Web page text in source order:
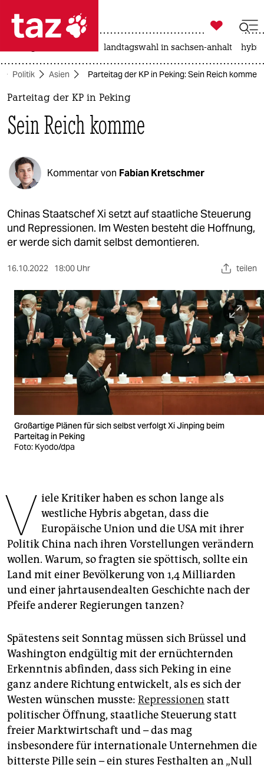
 taz zahl ich
taz zahl ich
themen
politik
öko
gesellschaft
kultur
sport
berlin
nord
wahrheit
verlag
veranstaltungen
shop
fragen & hilfe
genossenschaft
epaper login

taz zahl ich
landtagswahl in sachsen-anhalt
Politik Asien Parteitag der KP in Peking: Sein Reich komme
Parteitag der KP in Peking
Sein Reich komme
Kommentar von Fabian Kretschmer
Chinas Staatschef Xi setzt auf staatliche Steuerung
und Repressionen. Im Westen besteht die Hoffnung,
er werde sich damit selbst demontieren.
16.10.2022 18:00 Uhr teilen
Großartige Plänen für sich selbst verfolgt Xi Jinping beim
Parteitag in Peking
Foto: Kyodo/dpa
V iele Kritiker haben es schon lange als
westliche Hybris abgetan, dass die
Europäische Union und die USA mit ihrer
Politik China nach ihren Vorstellungen verändern
wollen. Warum, so fragten sie spöttisch, sollte ein
Land mit einer Bevölkerung von 1,4 Milliarden
und einer jahrtausendealten Geschichte nach der
Pfeife anderer Regierungen tanzen?
Spätestens seit Sonntag müssen sich Brüssel und
Washington endgültig mit der ernüchternden
Erkenntnis abfinden, dass sich Peking in eine
ganz andere Richtung entwickelt, als es sich der
Westen wünschen musste: Repressionen statt
politischer Öffnung, staatliche Steuerung statt
freier Marktwirtschaft und – das mag
insbesondere für internationale Unternehmen die
bitterste Pille sein – ein stures Festhalten an „Null